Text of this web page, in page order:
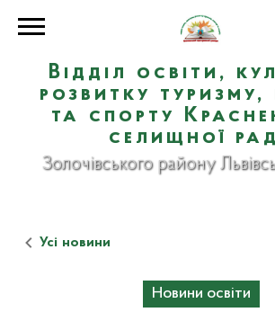
Відділ освіти,
розвитку туризму,
та спорту
селищної
Золочівського району
Усі новини
Новини освіти